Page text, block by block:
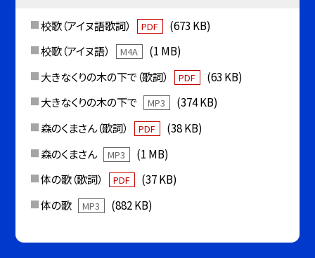
校歌（アイヌ語歌詞） PDF
(673 KB)
校歌（アイヌ語）
M4A
(1 MB)
大きなくりの木の下で（歌詞）
PDF
(63 KB)
大きなくりの木の下で
MP3
(374 KB)
森のくまさん（歌詞）
PDF
(38 KB)
森のくまさん
MP3
(1 MB)
体の歌（歌詞）
PDF
(37 KB)
体の歌
MP3 (882 KB)